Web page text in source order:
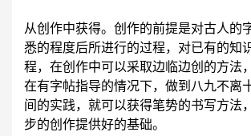
从创作中获得。创作的前提是对古人的
悉的程度后所进行的过程，对已有的知
程，在创作中可以采取边临边创的方法
在有字帖指导的情况下，做到八九不离
间的实践，就可以获得笔势的书写方法
步的创作提供好的基础。